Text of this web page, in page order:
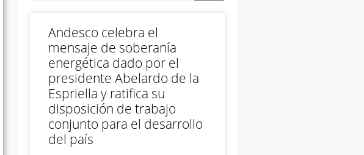
Andesco celebra el
mensaje de soberanía
energética dado por el
presidente Abelardo de la
Espriella y ratifica su
disposición de trabajo
conjunto para el desarrollo
del país